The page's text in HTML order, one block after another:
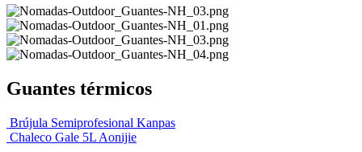
Guantes térmicos
Brújula Semiprofesional Kanpas
Chaleco Gale 5L Aonijie